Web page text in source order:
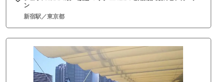
ン
新宿駅／東京都